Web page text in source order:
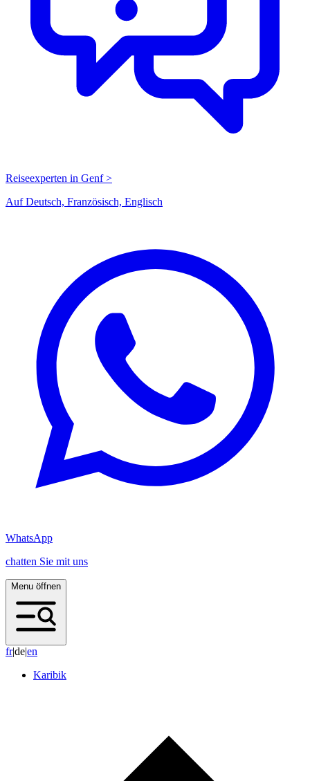
Reiseexperten in Genf >
Auf Deutsch, Französisch, Englisch
WhatsApp
chatten Sie mit uns
Menu öffnen
fr|de|en
Karibik